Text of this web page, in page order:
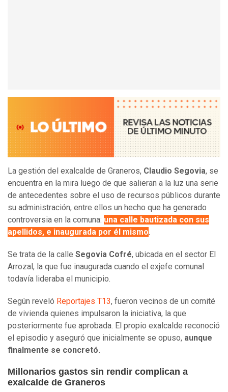
La gestión del exalcalde de Graneros, Claudio Segovia, se
encuentra en la mira luego de que salieran a la luz una serie
de antecedentes sobre el uso de recursos públicos durante
su administración, entre ellos un hecho que ha generado
controversia en la comuna: una calle bautizada con sus
apellidos, e inaugurada por él mismo.
Se trata de la calle Segovia Cofré, ubicada en el sector El
Arrozal, la que fue inaugurada cuando el exjefe comunal
todavía lideraba el municipio.
Según reveló Reportajes T13, fueron vecinos de un comité
de vivienda quienes impulsaron la iniciativa, la que
posteriormente fue aprobada. El propio exalcalde reconoció
el episodio y aseguró que inicialmente se opuso, aunque
finalmente se concretó.
Millonarios gastos sin rendir complican a
exalcalde de Graneros